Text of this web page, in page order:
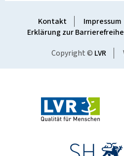
Kontakt Impressum
Erklärung zur
Copyright © LVR